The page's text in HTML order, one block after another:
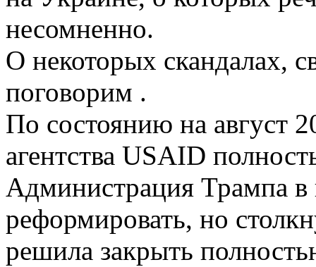
несомненно.
О некоторых скандалах,
поговорим .
По состоянию на август
агентства USAID
Администрация Трампа в
реформировать, но
решила закрыть